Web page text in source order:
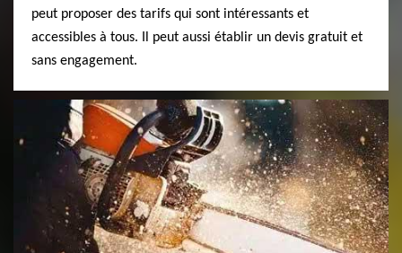
peut proposer des tarifs qui sont intéressants et
accessibles à tous. Il peut aussi établir un devis gratuit et
sans engagement.